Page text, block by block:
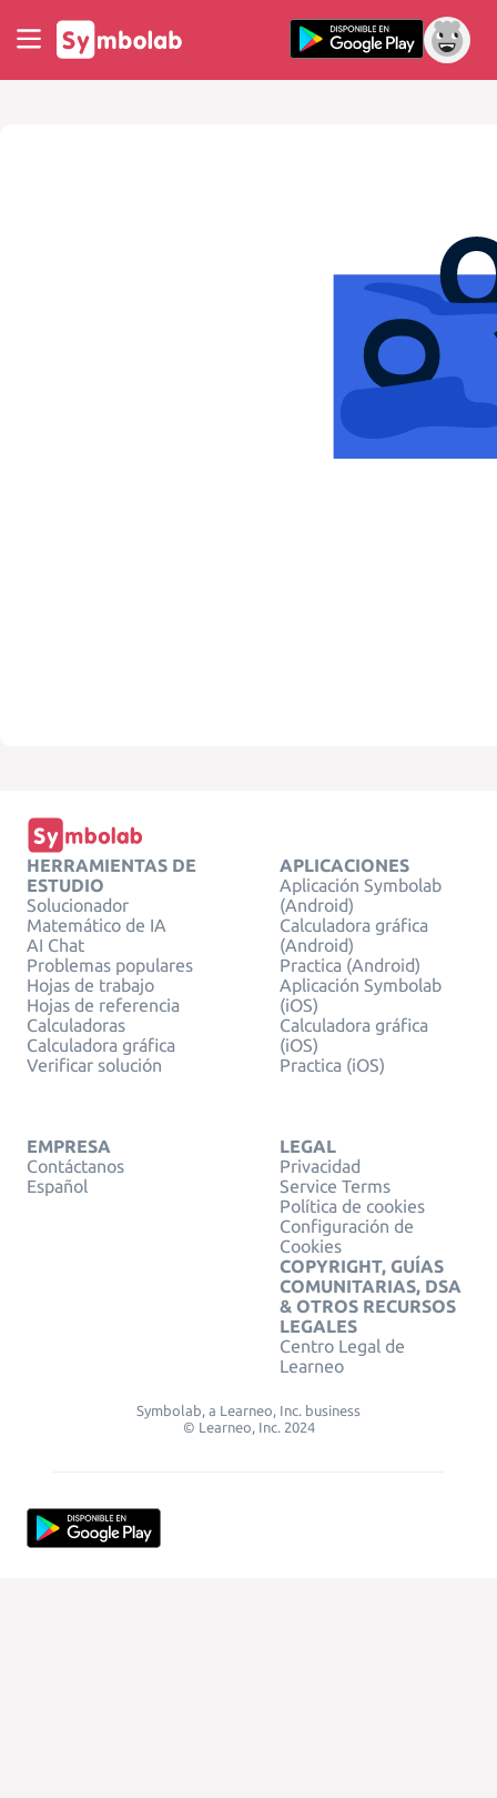
HERRAMIENTAS DE
ESTUDIO
Solucionador
Matemático de IA
AI Chat
Problemas populares
Hojas de trabajo
Hojas de referencia
Calculadoras
Calculadora gráfica
Verificar solución
APLICACIONES
Aplicación Symbolab
(Android)
Calculadora gráfica
(Android)
Practica (Android)
Aplicación Symbolab
(iOS)
Calculadora gráfica
(iOS)
Practica (iOS)
EMPRESA
Contáctanos
Español
LEGAL
Privacidad
Service Terms
Política de cookies
Configuración de
Cookies
COPYRIGHT, GUÍAS
COMUNITARIAS, DSA
& OTROS RECURSOS
LEGALES
Centro Legal de
Learneo
Symbolab, a Learneo, Inc. business
© Learneo, Inc. 2024